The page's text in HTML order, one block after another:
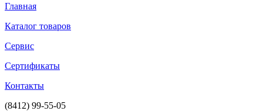
Главная
Каталог товаров
Сервис
Сертификаты
Контакты
(8412) 99-55-05